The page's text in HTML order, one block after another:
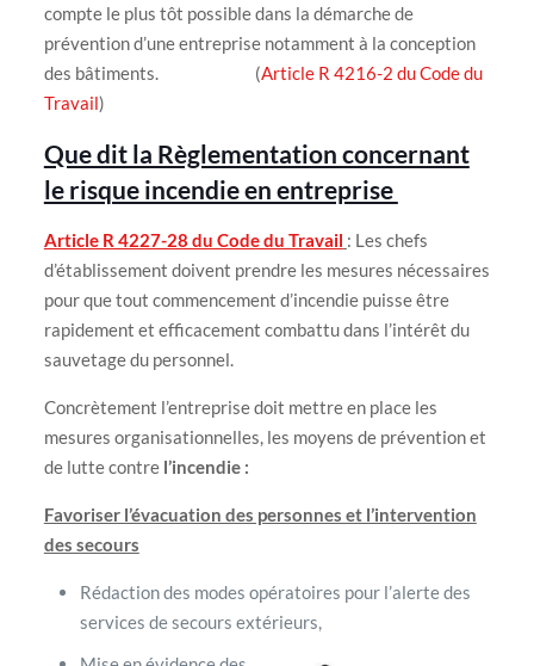
compte le plus tôt possible dans la démarche de
prévention d’une entreprise notamment à la conception
des bâtiments. (Article R 4216-2 du Code du
Travail)
Que dit la Règlementation concernant
le risque incendie en entreprise
Article R 4227-28 du Code du Travail : Les chefs
d’établissement doivent prendre les mesures nécessaires
pour que tout commencement d’incendie puisse être
rapidement et efficacement combattu dans l’intérêt du
sauvetage du personnel.
Concrètement l’entreprise doit mettre en place les
mesures organisationnelles, les moyens de prévention et
de lutte contre l’incendie :
Favoriser l’évacuation des personnes et l’intervention
des secours
Rédaction des modes opératoires pour l’alerte des
services de secours extérieurs,